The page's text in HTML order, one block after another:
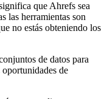
que Ahrefs sea
las herramientas son
no estás obteniendo los
de datos para
de